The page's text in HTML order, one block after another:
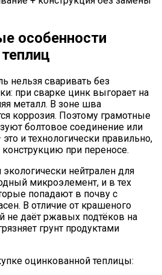
особенности
нельзя сваривать без
при сварке цинк выгорает на
металл. В зоне шва
коррозия. Поэтому грамотные
болтовое соединение или
и технологически правильно,
конструкцию при переносе.
нейтрален для
микроэлемент, и в тех
попадают в почву с
В отличие от крашеного
не даёт ржавых подтёков на
грунт продуктами
оцинкованной теплицы: